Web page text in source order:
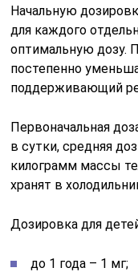
Начальную
для каждого
оптимальную дозу.
постепенно
поддерживающий
Первоначальная
в сутки, средняя
килограмм массы
хранят в
Дозировка для
до 1 года – 1 мг;